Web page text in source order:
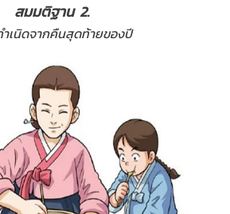
สมมติฐาน 2.
เนิดจากคืนสุดท้ายของปี